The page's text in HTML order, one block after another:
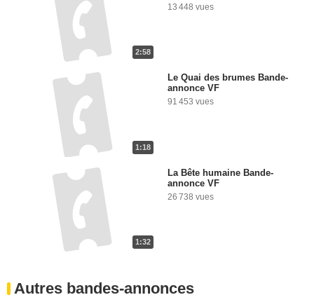
2:58
13 448 vues
1:18
Le Quai des brumes Bande-
annonce VF
91 453 vues
1:32
La Bête humaine Bande-
annonce VF
26 738 vues
Autres bandes-annonces